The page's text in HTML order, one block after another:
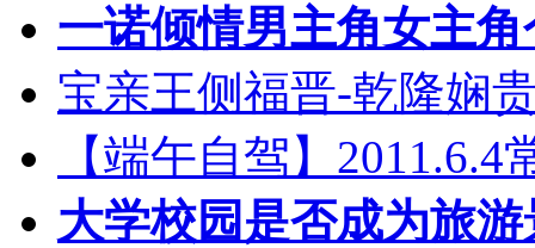
一诺倾情男主角女主
宝亲王侧福晋-乾隆娴
【端午自驾】
大学校园是否成为旅